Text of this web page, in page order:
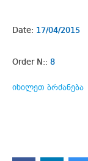
Date: 17/04/2015
Order N:: 8
იხილეთ ბრძანება